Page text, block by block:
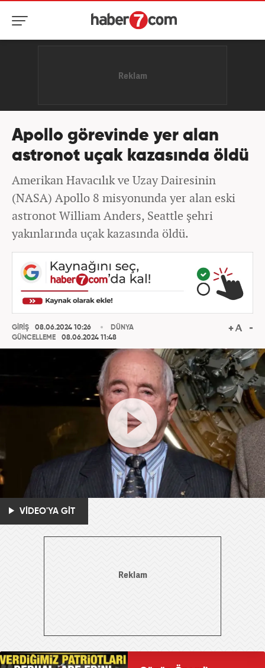
Apollo görevinde yer alan
astronot uçak kazasında öldü
Amerikan Havacılık ve Uzay Dairesinin
(NASA) Apollo 8 misyonunda yer alan eski
astronot William Anders, Seattle şehri
yakınlarında uçak kazasında öldü.
GİRİŞ
08.06.2024 10:26
GÜNCELLEME
08.06.2024 11:48
DÜNYA
VİDEO'YA GİT